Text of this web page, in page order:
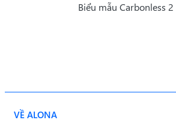
Biểu mẫu Carbonless 2
VỀ ALONA